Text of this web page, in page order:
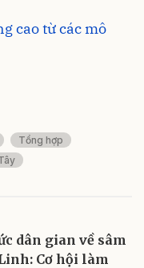
cao từ các mô
Tổng hợp
dân gian về sâm
Cơ hội làm